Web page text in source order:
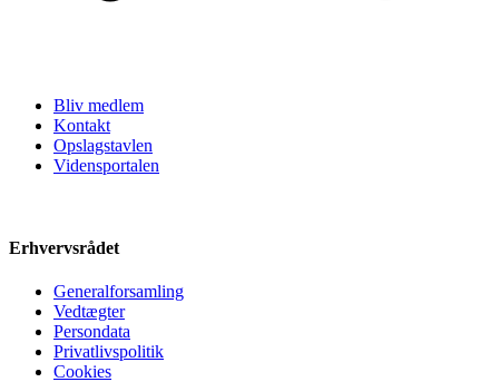
Bliv medlem
Kontakt
Opslagstavlen
Vidensportalen
Erhvervsrådet
Generalforsamling
Vedtægter
Persondata
Privatlivspolitik
Cookies